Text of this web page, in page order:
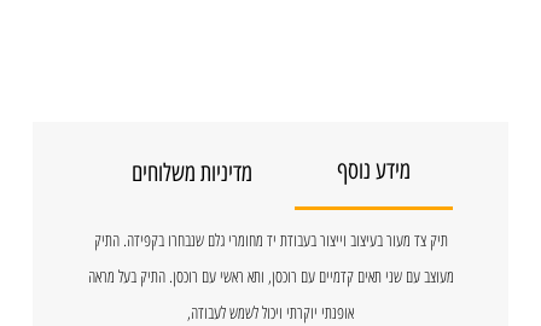
מידע נוסף מדיניות משלוחים
תיק צד מעור בעיצוב וייצור בעבודת יד מחומרי גלם שנבחרו בקפידה. התיק
מעוצב עם שני תאים קדמיים עם רוכסן, ותא ראשי עם רוכסן. התיק בעל מראה
אופנתי יוקרתי ויכול לשמש לעבודה,